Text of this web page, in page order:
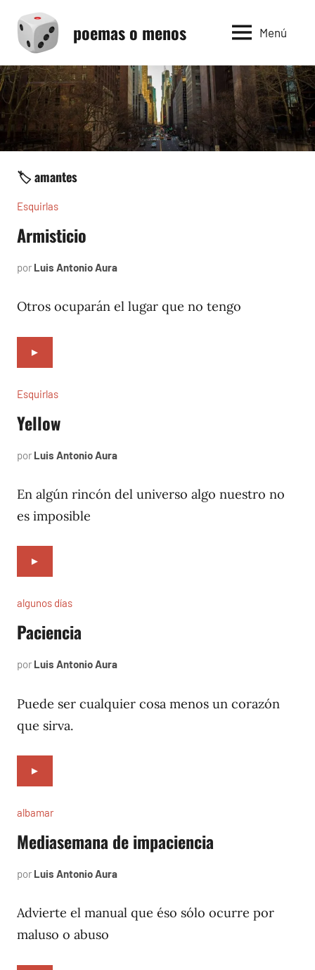
contenido
poemas o menos Menú
🏷️ amantes
Esquirlas
Armisticio
por Luis Antonio Aura
2025
Otros ocuparán el lugar que no tengo
►
Esquirlas
Yellow
por Luis Antonio Aura
2024
En algún rincón del universo algo nuestro no
es imposible
►
algunos días
Paciencia
por Luis Antonio Aura
1997
Puede ser cualquier cosa menos un corazón
que sirva.
►
albamar
Mediasemana de impaciencia
por Luis Antonio Aura
1996
Advierte el manual que éso sólo ocurre por
maluso o abuso